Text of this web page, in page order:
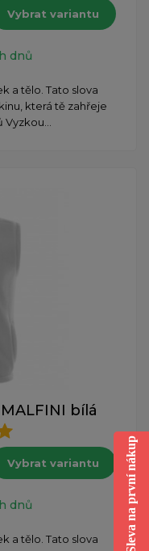
Vybrat variantu
dnů
a tělo. Tato slova
která tě zahřeje
bílá
Vybrat variantu
dnů
a tělo. Tato slova
Sleva na první nákup